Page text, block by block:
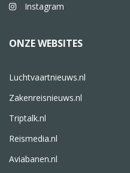
Instagram
ONZE WEBSITES
Luchtvaartnieuws.nl
Zakenreisnieuws.nl
Triptalk.nl
Reismedia.nl
Aviabanen.nl